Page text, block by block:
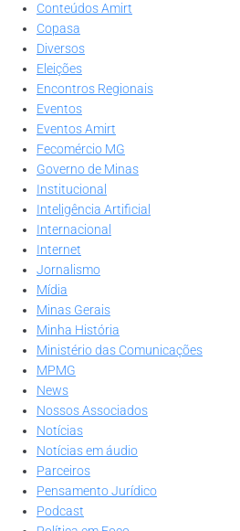
Conteúdos Amirt
Copasa
Diversos
Eleições
Encontros Regionais
Eventos
Eventos Amirt
Fecomércio MG
Governo de Minas
Institucional
Inteligência Artificial
Internacional
Internet
Jornalismo
Mídia
Minas Gerais
Minha História
Ministério das Comunicações
MPMG
News
Nossos Associados
Notícias
Notícias em áudio
Parceiros
Pensamento Jurídico
Podcast